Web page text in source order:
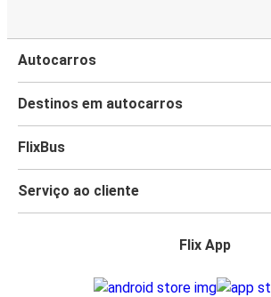
Autocarros
Destinos em autocarros
FlixBus
Serviço ao cliente
Flix App